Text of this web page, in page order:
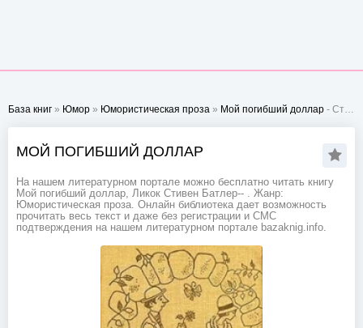
База книг » Юмор » Юмористическая проза » Мой погибший доллар - Стр. 1
МОЙ ПОГИБШИЙ ДОЛЛАР
На нашем литературном портале можно бесплатно читать книгу
Мой погибший доллар, Ликок Стивен Батлер-- . Жанр:
Юмористическая проза. Онлайн библиотека дает возможность
прочитать весь текст и даже без регистрации и СМС
подтверждения на нашем литературном портале bazaknig.info.